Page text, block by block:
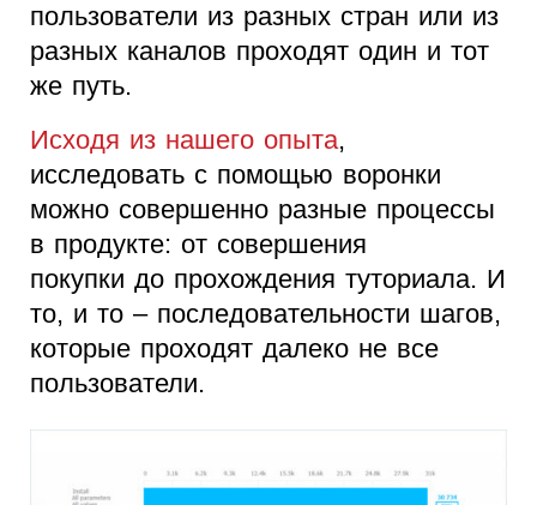
пользователи из разных стран или из
разных каналов проходят один и тот
же путь.
Исходя из нашего опыта,
исследовать с помощью воронки
можно совершенно разные процессы
в продукте: от совершения
покупки до прохождения туториала. И
то, и то – последовательности шагов,
которые проходят далеко не все
пользователи.